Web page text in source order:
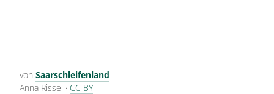
von Saarschleifenland
Anna Rissel · CC BY